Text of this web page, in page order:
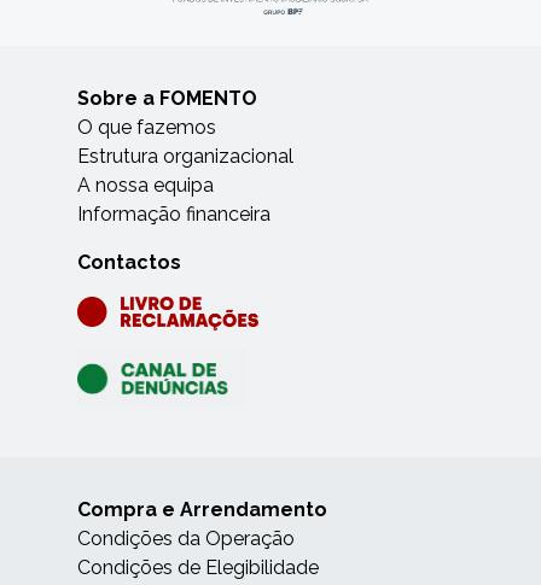
Sobre a FOMENTO
O que fazemos
Estrutura organizacional
A nossa equipa
Informação financeira
Contactos
Compra e Arrendamento
Condições da Operação
Condições de Elegibilidade